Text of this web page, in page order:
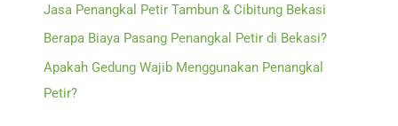
Jasa Penangkal Petir Tambun & Cibitung Bekasi
Berapa Biaya Pasang Penangkal Petir di Bekasi?
Apakah Gedung Wajib Menggunakan Penangkal
Petir?